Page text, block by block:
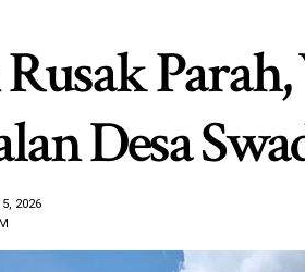
Desa
2026